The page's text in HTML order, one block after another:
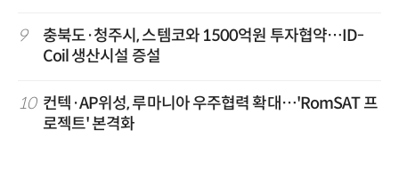
9
충북도·청주시, 스템코와 1500억원 투자협약…ID-
Coil 생산시설 증설
10 컨텍·AP위성, 루마니아 우주협력 확대…'RomSAT 프
로젝트' 본격화